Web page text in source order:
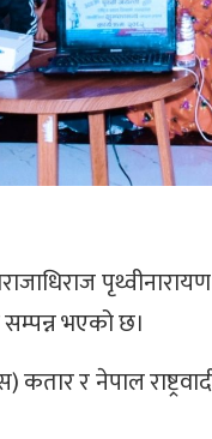
भएको छ।
कतार र नेपाल